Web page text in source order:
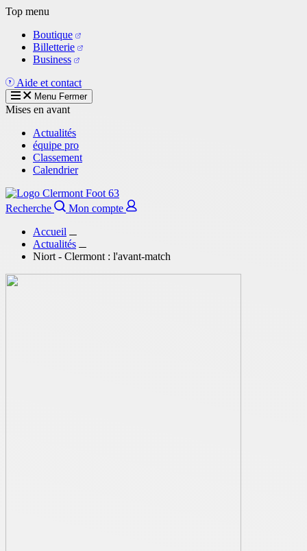
Aller
contenu
principal
Top menu
Boutique
Billetterie
Business
Aide et contact
Menu Fermer
Mises en avant
Actualités
équipe pro
Classement
Calendrier
Recherche
Mon compte
Accueil
Actualités
Niort - Clermont : l'avant-match